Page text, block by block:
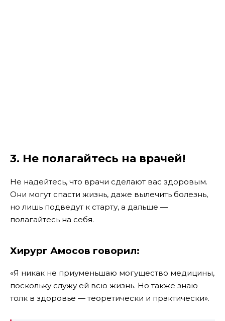
3. Не полагайтесь на врачей!
Не надейтесь, что врачи сделают вас здоровым.
Они могут спасти жизнь, даже вылечить болезнь,
но лишь подведут к старту, а дальше —
полагайтесь на себя.
Хирург Амосов говорил:
«Я никак не приуменьшаю могущество медицины,
поскольку служу ей всю жизнь. Но также знаю
толк в здоровье — теоретически и практически».